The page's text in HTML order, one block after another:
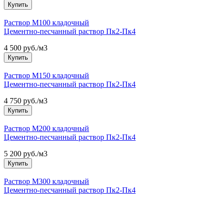
Купить
Раствор М100 кладочный
Цементно-песчанный раствор Пк2-Пк4
4 500 руб./м3
Купить
Раствор М150 кладочный
Цементно-песчанный раствор Пк2-Пк4
4 750 руб./м3
Купить
Раствор М200 кладочный
Цементно-песчанный раствор Пк2-Пк4
5 200 руб./м3
Купить
Раствор М300 кладочный
Цементно-песчанный раствор Пк2-Пк4